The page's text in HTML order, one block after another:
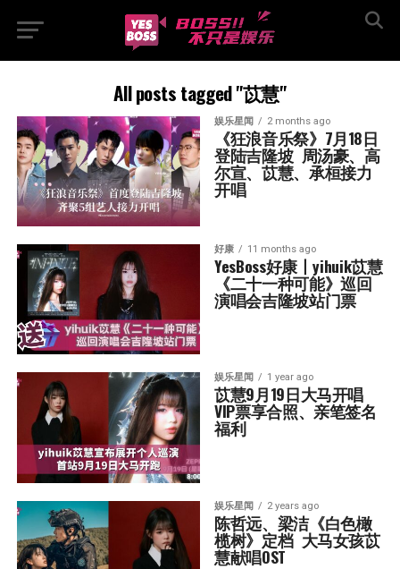
All posts tagged "苡慧"
娱乐星闻 2 months ago
《狂浪音乐祭》7月18日
登陆吉隆坡  周汤豪、高
尔宣、苡慧、承桓接力
开唱
好康 11 months ago
YesBoss好康丨yihuik苡慧
《二十一种可能》巡回
演唱会吉隆坡站门票
娱乐星闻 1 year ago
苡慧9月19日大马开唱
VIP票享合照、亲笔签名
福利
娱乐星闻 2 years ago
陈哲远、梁洁《白色橄
榄树》定档  大马女孩苡
慧献唱OST